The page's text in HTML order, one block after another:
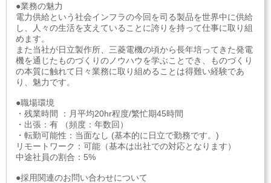
●業務の魅力
電力供給という社会インフラの今回を司る製品を世界中に供給
し、人々の生活を支えていることに誇りを持って仕事に取り組
めます。
また当社が日立製作所、三菱電機の頃から長年培ってきた発電
機を通じたものづくりのノウハウを学ぶことでき、ものづくり
の本質に触れて日々業務に取り組めることは得難い経験であ
り、魅力です。
●職場環境
・残業時間 ：月平均20hr程度/繁忙期45時間
・出張：有 （頻度：年数回）
・転勤可能性：当面なし (基本的に日立で勤務です。)
リモートワーク：可能（基本は出社での対応となります）
中途社員の割合：5%
●採用関連のお問い合わせについて